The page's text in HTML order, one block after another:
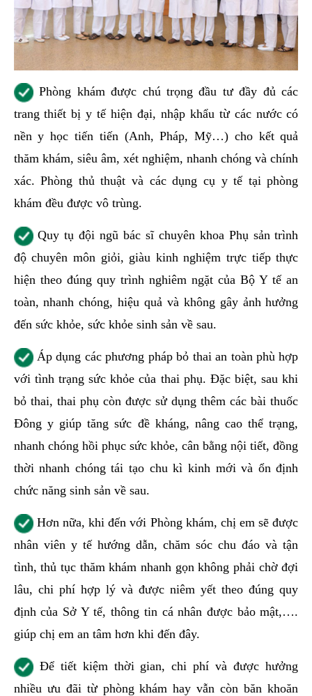
Phòng khám được chú trọng đầu tư đầy đủ các
trang thiết bị y tế hiện đại, nhập khẩu từ các nước có
nền y học tiến tiến (Anh, Pháp, Mỹ…) cho kết quả
thăm khám, siêu âm, xét nghiệm, nhanh chóng và chính
xác. Phòng thủ thuật và các dụng cụ y tế tại phòng
khám đều được vô trùng.
Quy tụ đội ngũ bác sĩ chuyên khoa Phụ sản trình
độ chuyên môn giỏi, giàu kinh nghiệm trực tiếp thực
hiện theo đúng quy trình nghiêm ngặt của Bộ Y tế an
toàn, nhanh chóng, hiệu quả và không gây ảnh hưởng
đến sức khỏe, sức khỏe sinh sản về sau.
Áp dụng các phương pháp bỏ thai an toàn phù hợp
với tình trạng sức khỏe của thai phụ. Đặc biệt, sau khi
bỏ thai, thai phụ còn được sử dụng thêm các bài thuốc
Đông y giúp tăng sức đề kháng, nâng cao thể trạng,
nhanh chóng hồi phục sức khỏe, cân bằng nội tiết, đồng
thời nhanh chóng tái tạo chu kì kinh mới và ổn định
chức năng sinh sản về sau.
Hơn nữa, khi đến với Phòng khám, chị em sẽ được
nhân viên y tế hướng dẫn, chăm sóc chu đáo và tận
tình, thủ tục thăm khám nhanh gọn không phải chờ đợi
lâu, chi phí hợp lý và được niêm yết theo đúng quy
định của Sở Y tế, thông tin cá nhân được bảo mật,….
giúp chị em an tâm hơn khi đến đây.
Để tiết kiệm thời gian, chi phí và được hưởng
nhiều ưu đãi từ phòng khám hay vẫn còn băn khoăn